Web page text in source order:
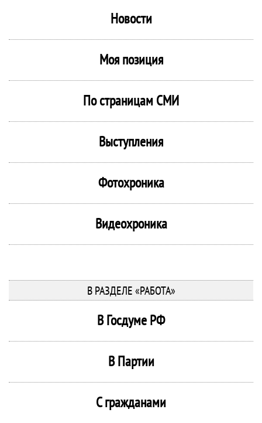
Новости
Моя позиция
По страницам СМИ
Выступления
Фотохроника
Видеохроника
В РАЗДЕЛЕ «РАБОТА»
В Госдуме РФ
В Партии
С гражданами